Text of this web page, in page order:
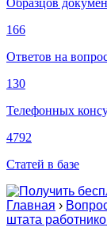
Образцов
166
Ответов на
130
Телефонных
4792
Статей в базе
Главная ›
штата